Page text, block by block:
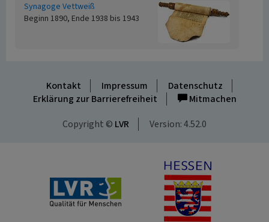
Synagoge Vettweiß
Beginn 1890, Ende 1938 bis 1943
Kontakt Impressum
Datenschutz
Erklärung zur Barrierefreiheit
Mitmachen
Copyright © LVR Version: 4.52.0